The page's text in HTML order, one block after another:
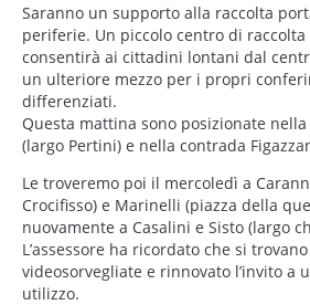
Saranno un supporto alla raccolta
periferie. Un piccolo centro di raccolta
consentirà ai cittadini lontani dal
un ulteriore mezzo per i propri
differenziati.
Questa mattina sono posizionate
(largo Pertini) e nella contrada
Le troveremo poi il mercoledì a
Crocifisso) e Marinelli (piazza della
nuovamente a Casalini e Sisto (largo
L’assessore ha ricordato che si
videosorvegliate e rinnovato l’invito a
utilizzo.